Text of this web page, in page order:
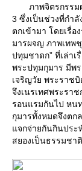
ภาพจิตรกรรมฝ
3 ซึ่งเป็นช่วงที่กำ
ตกเข้ามา โดยเรื่อ
มารผจญ ภาพเทพ
ปทุมชาดก” ที่เล่าเ
พระปทุมกุมาร มีพ
เจริญวัย พระราช
จึงเนรเทศพระรา
รอนแรมกันไป หน
กุมารทั้งหมดจึงตก
จกจ่ายกันกินประทั
สยองเป็นธรรมช